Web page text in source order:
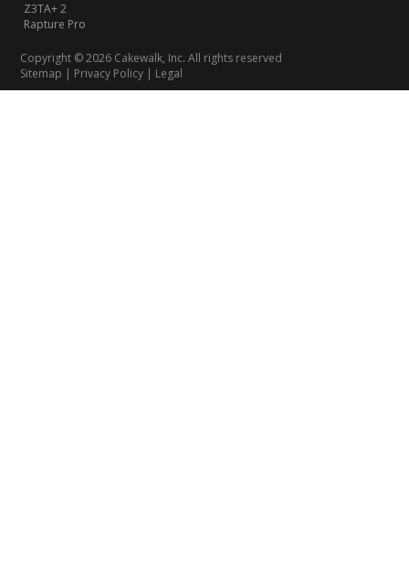
Z3TA+ 2
Rapture Pro
Copyright © 2026 Cakewalk, Inc. All rights reserved
Sitemap | Privacy Policy | Legal